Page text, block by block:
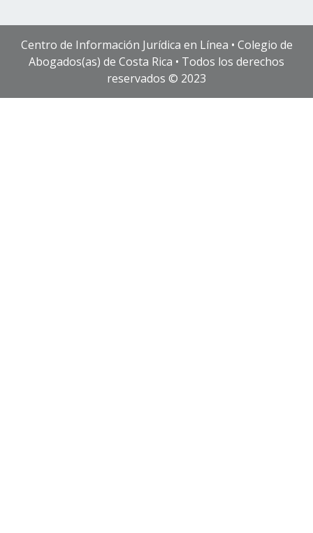
Centro de Información Jurídica en Línea • Colegio de
Abogados(as) de Costa Rica • Todos los derechos
reservados © 2023